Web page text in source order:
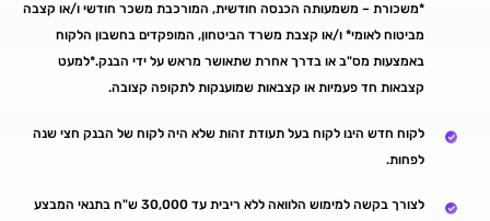
*משכורת – משמעותה הכנסה חודשית, המורכבת משכר חודשי ו/או קצבה
מביטוח לאומי* ו/או קצבת משרד הביטחון, המופקדים בחשבון הלקוח
באמצעות מס"ב או בדרך אחרת שתאושר מראש על ידי הבנק.*למעט
קצבאות חד פעמיות או קצבאות שמוענקות לתקופה קצובה.
לקוח חדש הינו לקוח בעל תעודת זהות שלא היה לקוח של הבנק חצי שנה
לפחות.
לצורך בקשה למימוש הלוואה ללא ריבית עד 30,000 ש"ח בתנאי המבצע